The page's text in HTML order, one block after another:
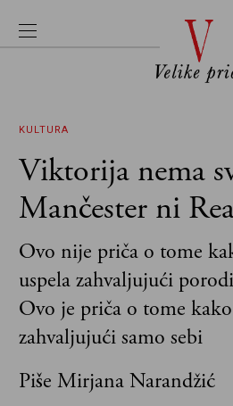
KULTURA
Viktorija nema
Mančester ni
Ovo nije priča o tome
uspela zahvaljujući
Ovo je priča o tome
zahvaljujući samo sebi
Piše Mirjana Narandžić